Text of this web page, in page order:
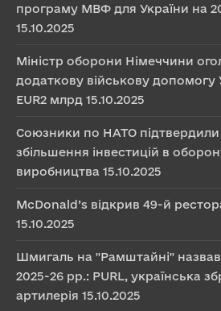
програму МВФ для України на
15.10.2025
Міністр оборони Німеччини
додаткову військову допомогу
EUR2 млрд 15.10.2025
Союзники по НАТО
збільшення інвестицій в
виробництва 15.10.2025
McDonald’s відкрив 49-й
15.10.2025
Шмигаль на "Рамштайні" назвав
2025-26 рр.: PURL, українська
артилерія 15.10.2025